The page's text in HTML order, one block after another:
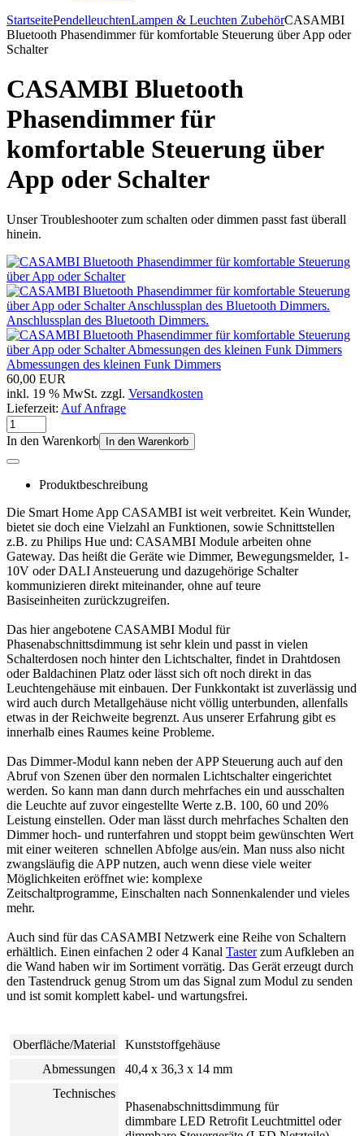
StartseitePendelleuchtenLampen & Leuchten ZubehörCASAMBI
Bluetooth Phasendimmer für komfortable Steuerung über App oder
Schalter
CASAMBI Bluetooth
Phasendimmer für
komfortable Steuerung über
App oder Schalter
Unser Troubleshooter zum schalten oder dimmen passt fast überall
hinein.
Anschlussplan des Bluetooth Dimmers.
Abmessungen des kleinen Funk Dimmers
60,00 EUR
inkl. 19 % MwSt. zzgl. Versandkosten
Lieferzeit: Auf Anfrage
In den Warenkorb In den Warenkorb
Produktbeschreibung
Die Smart Home App CASAMBI ist weit verbreitet. Kein Wunder,
bietet sie doch eine Vielzahl an Funktionen, sowie Schnittstellen
z.B. zu Philips Hue und: CASAMBI Module arbeiten ohne
Gateway. Das heißt die Geräte wie Dimmer, Bewegungsmelder, 1-
10V oder DALI Ansteuerung und dazugehörige Schalter
kommunizieren direkt miteinander, ohne auf teure
Basiseinheiten zurückzugreifen.
Das hier angebotene CASAMBI Modul für
Phasenabschnittsdimmung ist sehr klein und passt in vielen
Schalterdosen noch hinter den Lichtschalter, findet in Drahtdosen
oder Baldachinen Platz oder lässt sich oft noch direkt in das
Leuchtengehäuse mit einbauen. Der Funkkontakt ist zuverlässig und
wird auch durch Metallgehäuse nicht völlig unterbunden, allenfalls
etwas in der Reichweite begrenzt. Aus unserer Erfahrung gibt es
innerhalb eines Raumes keine Probleme.
Das Dimmer-Modul kann neben der APP Steuerung auch auf den
Abruf von Szenen über den normalen Lichtschalter eingerichtet
werden. So kann man dann durch mehrfaches ein und ausschalten
die Leuchte auf zuvor eingestellte Werte z.B. 100, 60 und 20%
Leistung einstellen. Oder man lässt durch mehrfaches Schalten den
Dimmer hoch- und runterfahren und stoppt beim gewünschten Wert
mit einer weiteren schnellen Abfolge aus/ein. Man nuss also nicht
zwangsläufig die APP nutzen, auch wenn diese viele weiter
Möglichkeiten eröffnet wie: komplexe
Zeitschaltprogramme, Einschalten nach Sonnenkalender und vieles
mehr.
Auch sind für das CASAMBI Netzwerk eine Reihe von Schaltern
erhältlich. Einen einfachen 2 oder 4 Kanal Tasterzum Aufkleben an
die Wand haben wir im Sortiment vorrätig. Das Gerät erzeugt durch
den Tastendruck genug Strom um das Signal zum Modul zu senden
und ist somit komplett kabel- und wartungsfrei.
Oberfläche/Material
Kunststoffgehäuse
Abmessungen
40,4 x 36,3 x 14 mm
Technisches
Phasenabschnittsdimmung für
dimmbare LED Retrofit Leuchtmittel oder